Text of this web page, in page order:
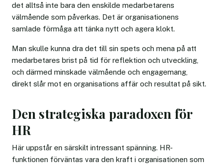
det alltså inte bara den enskilde medarbetarens
välmående som påverkas. Det är organisationens
samlade förmåga att tänka nytt och agera klokt.
Man skulle kunna dra det till sin spets och mena på att
medarbetares brist på tid för reflektion och utveckling,
och därmed minskade välmående och engagemang,
direkt slår mot en organisations affär och resultat på sikt.
Den strategiska paradoxen för
HR
Här uppstår en särskilt intressant spänning. HR-
funktionen förväntas vara den kraft i organisationen som